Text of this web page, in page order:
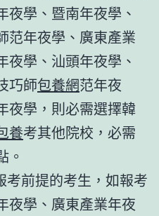
夜學、暨南年夜學、
范年夜學、廣東產業
夜學、汕頭年夜學、
巧師包養網范年夜
夜學，則必需選擇韓
養考其他院校，必需
。
前提的考生，如報考
夜學、廣東產業年夜